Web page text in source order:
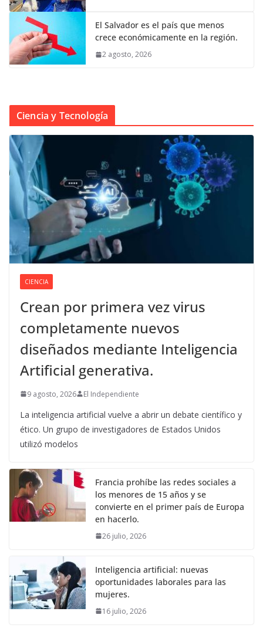
El Salvador es el país que menos
crece económicamente en la región.
2 agosto, 2026
Ciencia y Tecnología
CIENCIA
Crean por primera vez virus
completamente nuevos
diseñados mediante Inteligencia
Artificial generativa.
9 agosto, 2026 El Independiente
La inteligencia artificial vuelve a abrir un debate científico y
ético. Un grupo de investigadores de Estados Unidos
utilizó modelos
Francia prohíbe las redes sociales a
los menores de 15 años y se
convierte en el primer país de Europa
en hacerlo.
26 julio, 2026
Inteligencia artificial: nuevas
oportunidades laborales para las
mujeres.
16 julio, 2026